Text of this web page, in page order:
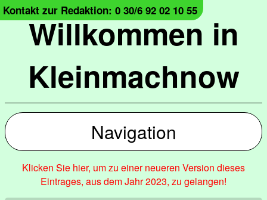
Willkommen in
Kleinmachnow
Kontakt zur Redaktion: 0 30/6 92 02 10 55
Navigation
Klicken Sie hier, um zu einer neueren Version dieses
Eintrages, aus dem Jahr 2023, zu gelangen!